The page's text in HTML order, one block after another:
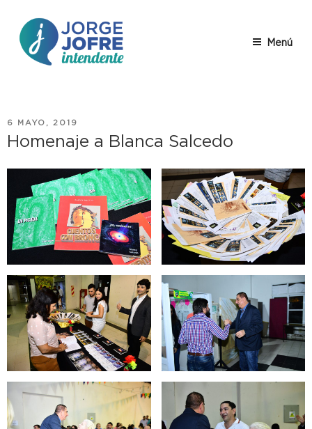
contenido
JORGE
Jorge Jofre – descripción
Menú
PUBLICADO
EL
6 MAYO, 2019
Homenaje a Blanca Salcedo